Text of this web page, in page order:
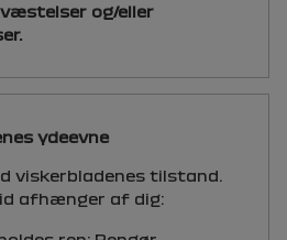
og/eller
ydeevne
viskerbladenes tilstand.
afhænger af dig: